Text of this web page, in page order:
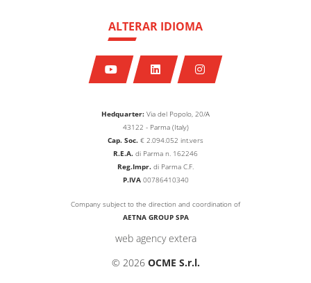
Hedquarter: Via del Popolo, 20/A
43122 - Parma (Italy)
Cap. Soc. € 2.094.052 int.vers
R.E.A. di Parma n. 162246
Reg.Impr. di Parma C.F.
P.IVA00786410340
Company subject to the direction and coordination of
AETNA GROUP SPA
web agency extera
© 2026 OCME S.r.l.
ALTERAR IDIOMA